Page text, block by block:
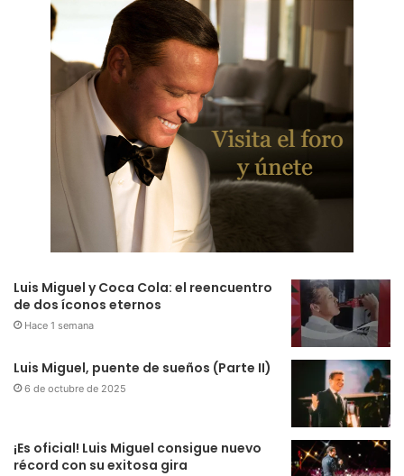
Luis Miguel y Coca Cola: el reencuentro
de dos íconos eternos
Hace 1 semana
Luis Miguel, puente de sueños (Parte II)
6 de octubre de 2025
¡Es oficial! Luis Miguel consigue nuevo
récord con su exitosa gira